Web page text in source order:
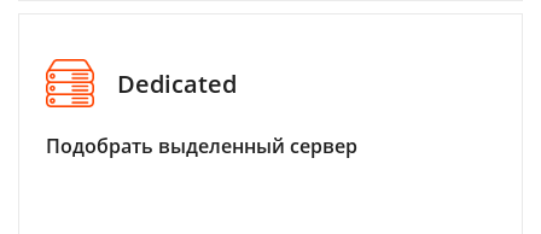
Dedicated
Подобрать выделенный сервер